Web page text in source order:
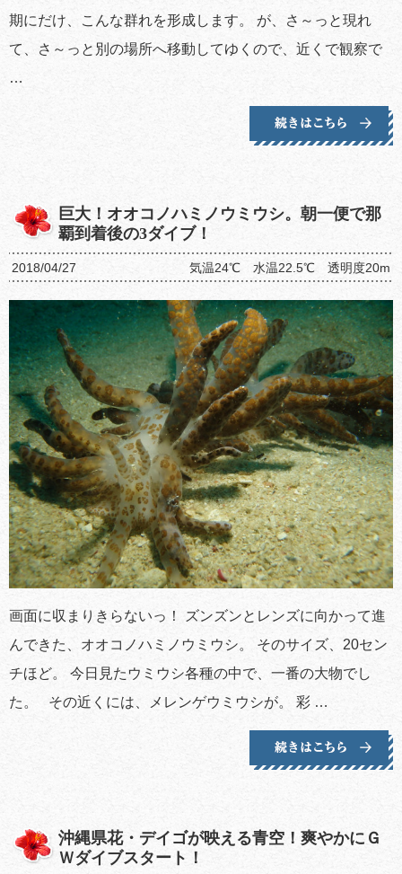
期にだけ、こんな群れを形成します。 が、さ～っと現れ
て、さ～っと別の場所へ移動してゆくので、近くで観察で
…
巨大！オオコノハミノウミウシ。朝一便で那
覇到着後の3ダイブ！
2018/04/27 気温24℃ 水温22.5℃ 透明度20m
画面に収まりきらないっ！ ズンズンとレンズに向かって進
んできた、オオコノハミノウミウシ。 そのサイズ、20セン
チほど。 今日見たウミウシ各種の中で、一番の大物でし
た。 その近くには、メレンゲウミウシが。 彩 …
沖縄県花・デイゴが映える青空！爽やかにＧ
Ｗダイブスタート！